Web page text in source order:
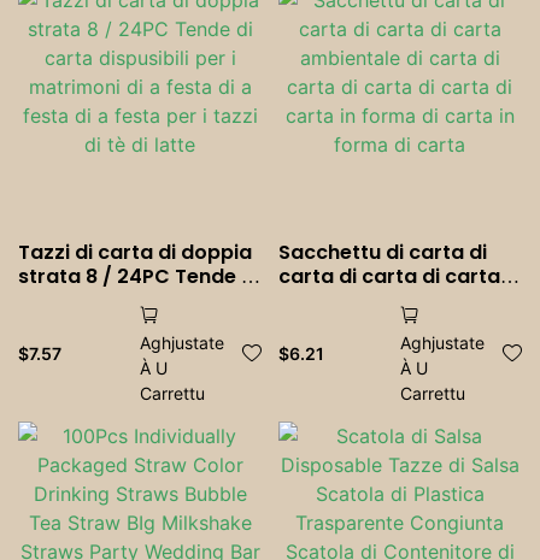
Tazzi di carta di doppia
strata 8 / 24PC Tende di
carta dispusibili per i
matrimoni di a festa di a
festa di a festa per i
tazzi di tè di latte
$7.57
Aghjustate
À U
Carrettu
Sacchettu di carta di
carta di carta di carta
ambientale di carta di
carta di carta di carta
di carta in forma di
carta in forma di carta
$6.21
Aghjustate
À U
Carrettu